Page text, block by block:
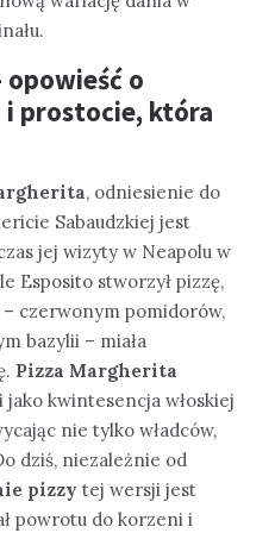
opowieść o
prostocie, która
, odniesienie do
Sabaudzkiej jest
jej wizyty w Neapolu w
Esposito stworzył pizzę,
czerwonym pomidorów,
bazylii – miała
Pizza Margherita
jako kwintesencja włoskiej
nie tylko władców,
dziś, niezależnie od
pizzy tej wersji jest
powrotu do korzeni i